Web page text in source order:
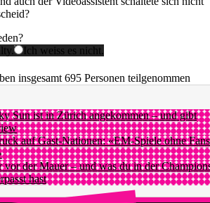
Ich weiss es nicht.
insgesamt 695 Personen teilgenommen
Sun ist in Zürich angekommen – und gibt
auf Gast-Nationen: «EM-Spiele ohne Fans
vor der Mauer – und was du in der
hast